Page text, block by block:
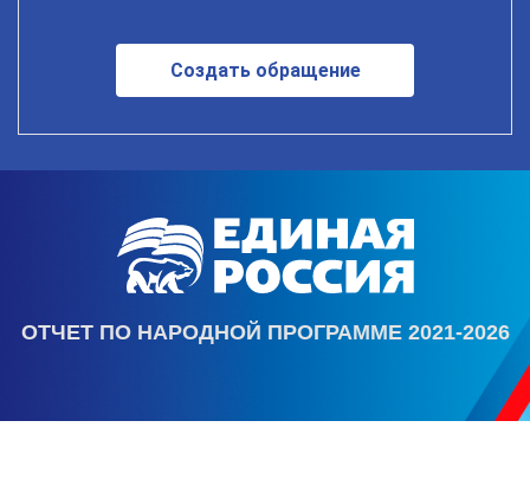
Создать обращение
ОТЧЕТ ПО НАРОДНОЙ ПРОГРАММЕ 2021-2026